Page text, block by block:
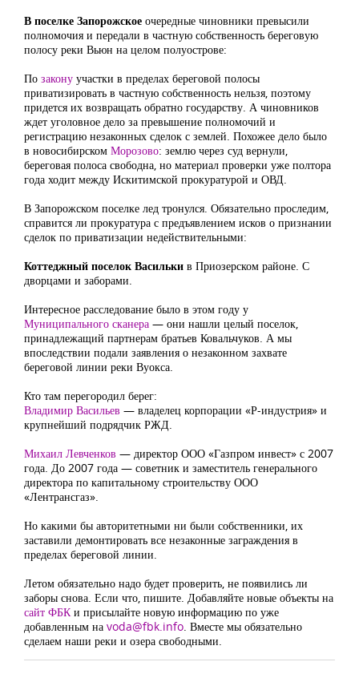
В поселке Запорожское очередные чиновники превысили
полномочия и передали в частную собственность береговую
полосу реки Вьюн на целом полуострове:
По закону участки в пределах береговой полосы
приватизировать в частную собственность нельзя, поэтому
придется их возвращать обратно государству. А чиновников
ждет уголовное дело за превышение полномочий и
регистрацию незаконных сделок с землей. Похожее дело было
в новосибирском Морозово: землю через суд вернули,
береговая полоса свободна, но материал проверки уже полтора
года ходит между Искитимской прокуратурой и ОВД.
В Запорожском поселке лед тронулся. Обязательно проследим,
справится ли прокуратура с предъявлением исков о признании
сделок по приватизации недействительными:
Коттеджный поселок Васильки в Приозерском районе. С
дворцами и заборами.
Интересное расследование было в этом году у
Муниципального сканера — они нашли целый поселок,
принадлежащий партнерам братьев Ковальчуков. А мы
впоследствии подали заявления о незаконном захвате
береговой линии реки Вуокса.
Кто там перегородил берег:
Владимир Васильев — владелец корпорации «Р-индустрия» и
крупнейший подрядчик РЖД.
Михаил Левченков — директор ООО «Газпром инвест» с 2007
года. До 2007 года — советник и заместитель генерального
директора по капитальному строительству ООО
«Лентрансгаз».
Но какими бы авторитетными ни были собственники, их
заставили демонтировать все незаконные заграждения в
пределах береговой линии.
Летом обязательно надо будет проверить, не появились ли
заборы снова. Если что, пишите. Добавляйте новые объекты на
сайт ФБКи присылайте новую информацию по уже
добавленным на voda@fbk.info. Вместе мы обязательно
сделаем наши реки и озера свободными.